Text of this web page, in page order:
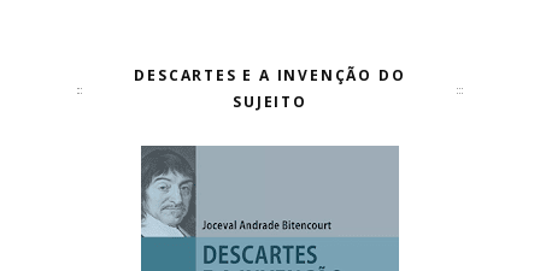
DESCARTES E A INVENÇÃO DO
SUJEITO